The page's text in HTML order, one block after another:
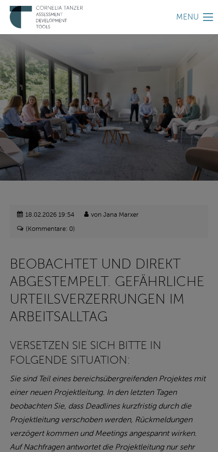
MENU
18.02.2026 19:54 von Jana Marxer
(Kommentare: 0)
BEOBACHTET UND DIREKT
ABGESTEMPELT. GEFÄHRLICHE
URTEILSVERZERRUNGEN IM
ARBEITSALLTAG
VERSETZEN SIE SICH BITTE IN
FOLGENDE SITUATION:
Sie sind Teil eines bereichsübergreifenden Projektes mit
einer neuen Projektleitung. In den letzten Tagen
beobachten Sie, dass Deadlines kurzfristig durch die
Projektleitung verschoben werden, Rückmeldungen
verzögert kommen und Meetings angespannt wirken.
Auf Nachfragen antwortet die Projektleitung nur sehr